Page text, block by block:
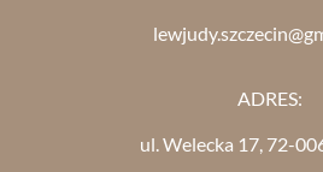
ADRES:
ul. Welecka 17, 72-